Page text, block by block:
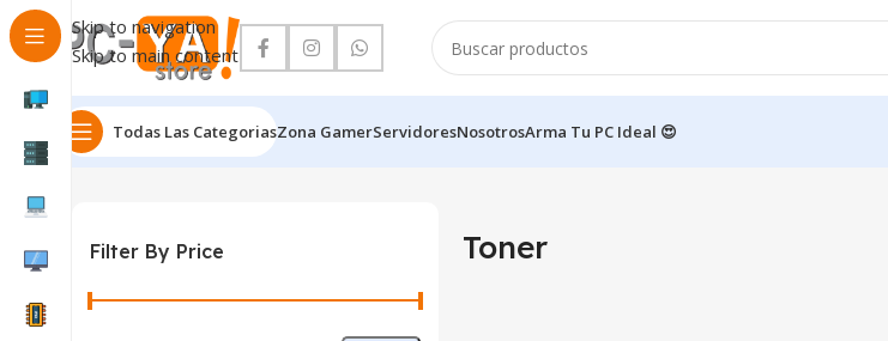
Skip to navigation
Skip to main content
Todas Las CategoriasZona GamerServidoresNosotrosArma Tu PC Ideal 😍
Inicio Toner
Filter By Price Toner